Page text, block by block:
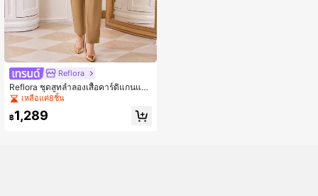
Reflora
Reflora ชุดสูทลำลองเสื้อคาร์ดิแกนแข
น 3/4 ลาย Jacquard สำหรับผู้หญิงไซ
ส์ใหญ่, เสื้อกั๊กคอกลมสีพื้นและกางเกง
เหลือแค่8ชิ้น
฿1,289